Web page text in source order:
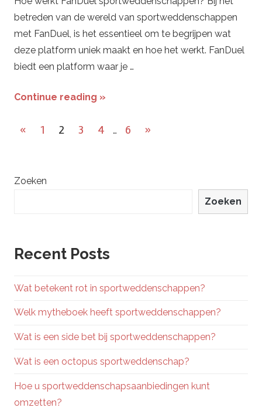
betreden van de wereld van sportweddenschappen
met FanDuel, is het essentieel om te begrijpen wat
deze platform uniek maakt en hoe het werkt. FanDuel
biedt een platform waar je …
Continue reading »
Berichtnavigatie
« Previous
1 2 3 4 … 6
Next
»
Zoeken
Zoeken
Recent Posts
Wat betekent rot in sportweddenschappen?
Welk mytheboek heeft sportweddenschappen?
Wat is een side bet bij sportweddenschappen?
Wat is een octopus sportweddenschap?
Hoe u sportweddenschapsaanbiedingen kunt
omzetten?